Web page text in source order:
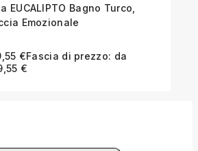
EUCALIPTO Bagno Turco,
Emozionale
€Fascia di prezzo: da
€